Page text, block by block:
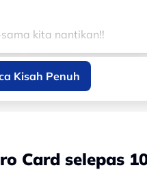
kita nantikan!!
Kisah Penuh
Card selepas